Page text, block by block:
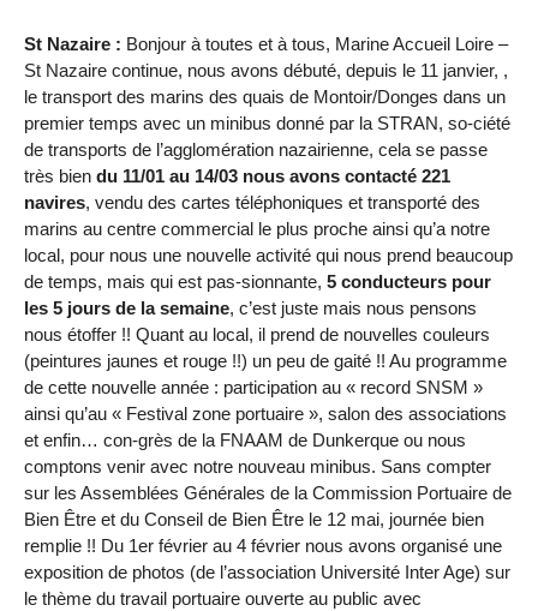
St Nazaire : Bonjour à toutes et à tous, Marine Accueil Loire –
St Nazaire continue, nous avons débuté, depuis le 11 janvier, ,
le transport des marins des quais de Montoir/Donges dans un
premier temps avec un minibus donné par la STRAN, so-ciété
de transports de l’agglomération nazairienne, cela se passe
très bien du 11/01 au 14/03 nous avons contacté 221
navires, vendu des cartes téléphoniques et transporté des
marins au centre commercial le plus proche ainsi qu’a notre
local, pour nous une nouvelle activité qui nous prend beaucoup
de temps, mais qui est pas-sionnante, 5 conducteurs pour
les 5 jours de la semaine, c’est juste mais nous pensons
nous étoffer !! Quant au local, il prend de nouvelles couleurs
(peintures jaunes et rouge !!) un peu de gaité !! Au programme
de cette nouvelle année : participation au « record SNSM »
ainsi qu’au « Festival zone portuaire », salon des associations
et enfin… con-grès de la FNAAM de Dunkerque ou nous
comptons venir avec notre nouveau minibus. Sans compter
sur les Assemblées Générales de la Commission Portuaire de
Bien Être et du Conseil de Bien Être le 12 mai, journée bien
remplie !! Du 1er février au 4 février nous avons organisé une
exposition de photos (de l’association Université Inter Age) sur
le thème du travail portuaire ouverte au public avec